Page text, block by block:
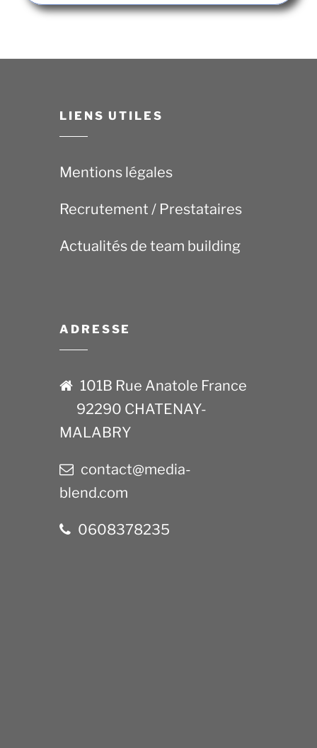
LIENS UTILES
Mentions légales
Recrutement / Prestataires
Actualités de team building
ADRESSE
101B Rue Anatole France
92290 CHATENAY-
MALABRY
contact@media-
blend.com
0608378235